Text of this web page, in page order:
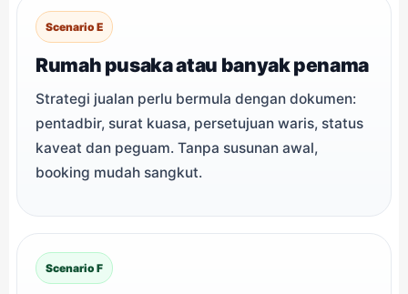
Scenario E
Rumah pusaka atau banyak penama
Strategi jualan perlu bermula dengan dokumen:
pentadbir, surat kuasa, persetujuan waris, status
kaveat dan peguam. Tanpa susunan awal,
booking mudah sangkut.
Scenario F